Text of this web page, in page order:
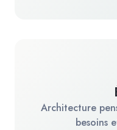
Architecture
besoins